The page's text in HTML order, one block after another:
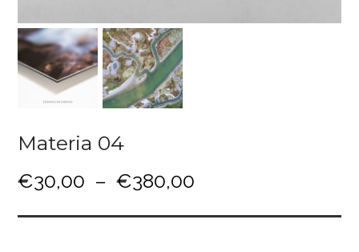
Materia 04
€30,00 – €380,00
a